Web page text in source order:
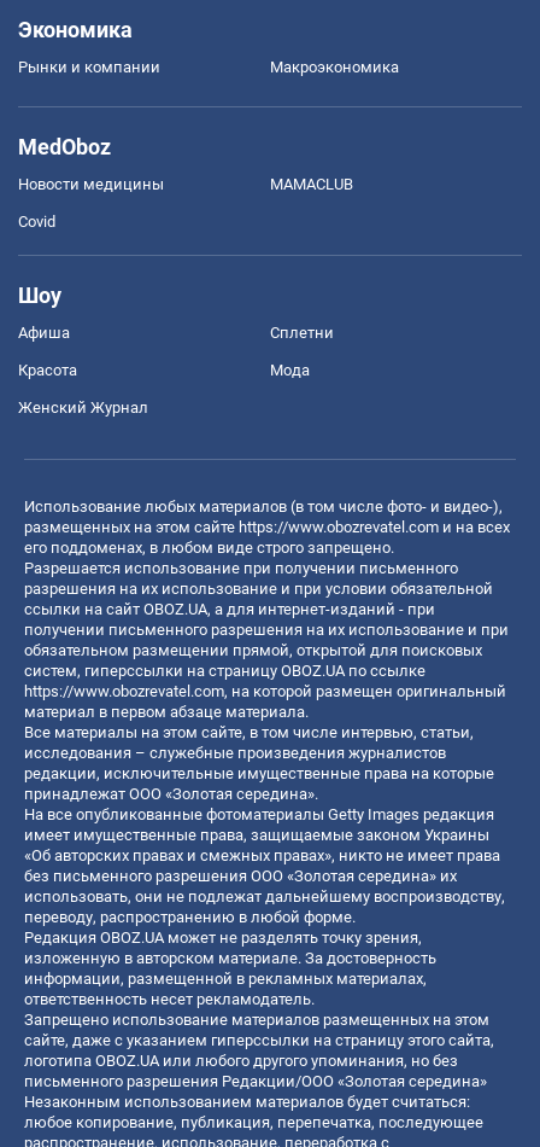
Экономика
Рынки и компании Mакроэкономика
MedOboz
Новости медицины MAMACLUB
Covid
Шоу
Афиша Сплетни
Красота Мода
Женский Журнал
Использование любых материалов (в том числе фото- и видео-),
размещенных на этом сайте https://www.obozrevatel.com и на всех
его поддоменах, в любом виде строго запрещено.
Разрешается использование при получении письменного
разрешения на их использование и при условии обязательной
ссылки на сайт OBOZ.UA, а для интернет-изданий - при
получении письменного разрешения на их использование и при
обязательном размещении прямой, открытой для поисковых
систем, гиперссылки на страницу OBOZ.UA по ссылке
https://www.obozrevatel.com, на которой размещен оригинальный
материал в первом абзаце материала.
Все материалы на этом сайте, в том числе интервью, статьи,
исследования – служебные произведения журналистов
редакции, исключительные имущественные права на которые
принадлежат ООО «Золотая середина».
На все опубликованные фотоматериалы Getty Images редакция
имеет имущественные права, защищаемые законом Украины
«Об авторских правах и смежных правах», никто не имеет права
без письменного разрешения ООО «Золотая середина» их
использовать, они не подлежат дальнейшему воспроизводству,
переводу, распространению в любой форме.
Редакция OBOZ.UA может не разделять точку зрения,
изложенную в авторском материале. За достоверность
информации, размещенной в рекламных материалах,
ответственность несет рекламодатель.
Запрещено использование материалов размещенных на этом
сайте, даже с указанием гиперссылки на страницу этого сайта,
логотипа OBOZ.UA или любого другого упоминания, но без
письменного разрешения Редакции/ООО «Золотая середина»
Незаконным использованием материалов будет считаться:
любое копирование, публикация, перепечатка, последующее
распространение, использование, переработка с